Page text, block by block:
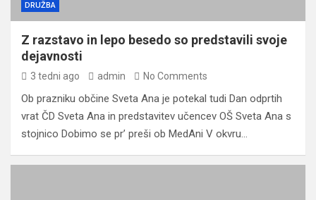
DRUŽBA
Z razstavo in lepo besedo so predstavili svoje
dejavnosti
3 tedni ago admin No Comments
Ob prazniku občine Sveta Ana je potekal tudi Dan odprtih
vrat ČD Sveta Ana in predstavitev učencev OŠ Sveta Ana s
stojnico Dobimo se pr’ preši ob MedAni V okvru…